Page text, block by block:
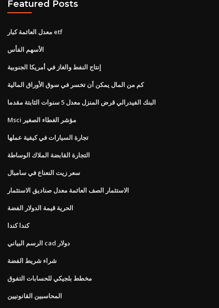
Featured Posts
معدل العائمة كبار etf
الأسهم الفأس
إنتاج النفط والغاز في أمريكا الجنوبية
كم من المال يمكن أن تخسر في سوق الأوراق المالية
البنك الفيدرالي قرض المنزل معدل 5 سنوات الثابتة مقدما
Msci مؤشر الغطاء الصغير
تجارة السيارات في كيفية عملها
التجارة القابضة الملاك الوساطة
سعر زيت النعناع في سامبال
الاستثمار الصف العائمة معدل صناديق الاستثمار
الحرية قيمة الدولار الفضة
كندا كندا
الرسم البياني cad دولار
شراء شريط الفضة
مخطط بلجيكي للحسابات التفوق
المحاسبين القانونيين